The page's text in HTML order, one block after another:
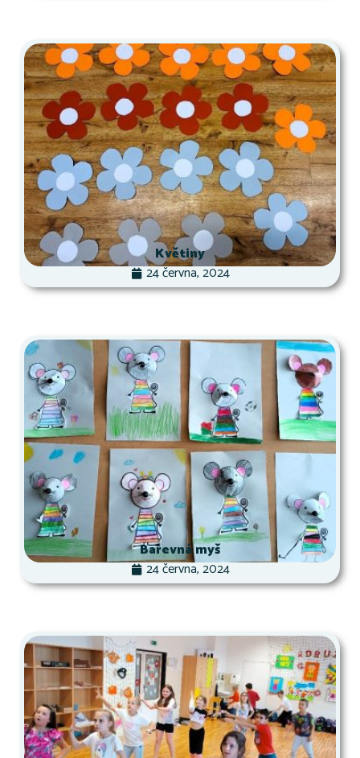
Květiny
24 června, 2024
Barevná myš
24 června, 2024